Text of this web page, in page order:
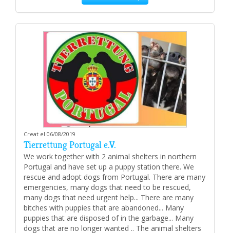
Creat el 06/08/2019
Tierrettung Portugal e.V.
We work together with 2 animal shelters in northern
Portugal and have set up a puppy station there. We
rescue and adopt dogs from Portugal. There are many
emergencies, many dogs that need to be rescued,
many dogs that need urgent help... There are many
bitches with puppies that are abandoned... Many
puppies that are disposed of in the garbage... Many
dogs that are no longer wanted .. The animal shelters